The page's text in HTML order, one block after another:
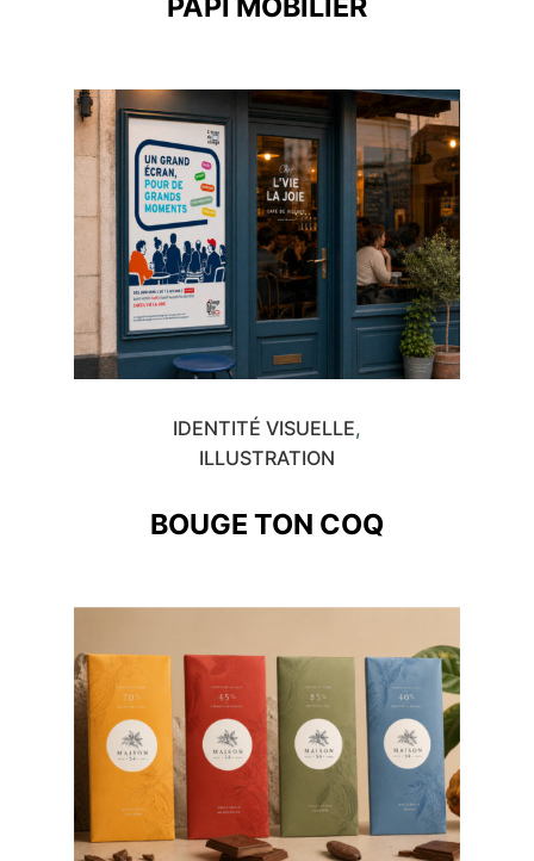
IDENTITÉ VISUELLE
ILLUSTRATION
BOUGE TON COQ